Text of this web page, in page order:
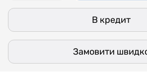
В кредит
Замовити